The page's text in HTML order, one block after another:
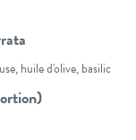
huile d'olive, basilic